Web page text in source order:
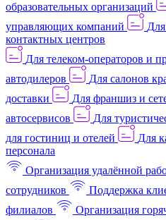
образовательных организаций
управляющих компаний
контактных центров
Для телеком-операторов и
автодилеров
Для салонов
доставки
Для франшиз и
автосервисов
Для
для гостиниц и отелей
Для
персонала
Организация удалённой
сотрудников
Поддержка
филиалов
Организация